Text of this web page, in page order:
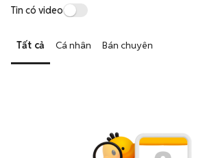
Tin có video
Tất cả Cá nhân Bán chuyên